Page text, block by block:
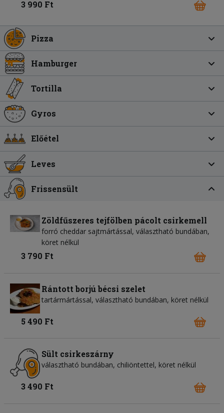
3 990 Ft
Pizza
Hamburger
Tortilla
Gyros
Előétel
Leves
Frissensült
Zöldfűszeres tejfölben pácolt csirkemell
forró cheddar sajtmártással, választható bundában,
köret nélkül
3 790 Ft
Rántott borjú bécsi szelet
tartármártással, választható bundában, köret nélkül
5 490 Ft
Sült csirkeszárny
választható bundában, chiliöntettel, köret nélkül
3 490 Ft